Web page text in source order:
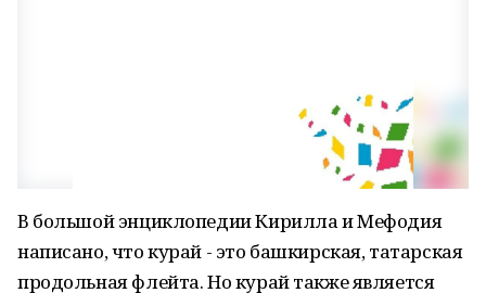
В большой энциклопедии Кирилла и Мефодия
написано, что курай - это башкирская, татарская
продольная флейта. Но курай также является